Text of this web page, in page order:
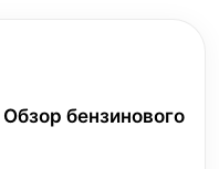
Обзор бензинового